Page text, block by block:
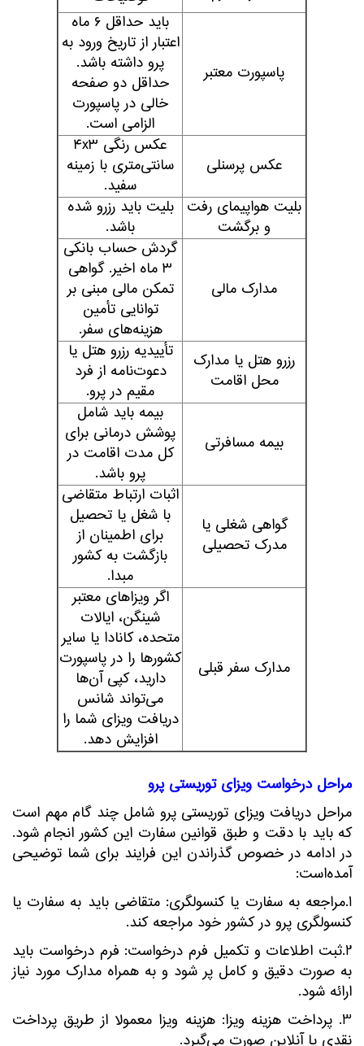
پاسپورت معتبر
باید حداقل ۶ ماه
اعتبار از تاریخ ورود به
پرو داشته باشد.
حداقل دو صفحه
خالی در پاسپورت
الزامی است.
عکس پرسنلی
عکس رنگی ۴x۳
سانتی‌متری با زمینه
سفید.
بلیت هواپیمای رفت
و برگشت
بلیت باید رزرو شده
باشد.
مدارک مالی
گردش حساب بانکی
۳ ماه اخیر. گواهی
تمکن مالی مبنی بر
توانایی تأمین
هزینه‌های سفر.
رزرو هتل یا مدارک
محل اقامت
تأییدیه رزرو هتل یا
دعوت‌نامه از فرد
مقیم در پرو.
بیمه مسافرتی
بیمه باید شامل
پوشش درمانی برای
کل مدت اقامت در
پرو باشد.
گواهی شغلی یا
مدرک تحصیلی
اثبات ارتباط متقاضی
با شغل یا تحصیل
برای اطمینان از
بازگشت به کشور
مبدا.
مدارک سفر قبلی
اگر ویزاهای معتبر
شینگن، ایالات
متحده، کانادا یا سایر
کشورها را در پاسپورت
دارید، کپی آن‌ها
می‌تواند شانس
دریافت ویزای شما را
افزایش دهد.
مراحل درخواست ویزای توریستی پرو
مراحل دریافت ویزای توریستی پرو شامل چند گام مهم است
که باید با دقت و طبق قوانین سفارت این کشور انجام شود.
در ادامه در خصوص گذراندن این فرایند برای شما توضیحی
آمده‌است:
1.مراجعه به سفارت یا کنسولگری: متقاضی باید به سفارت یا
کنسولگری پرو در کشور خود مراجعه کند.
2.ثبت اطلاعات و تکمیل فرم درخواست: فرم درخواست باید
به صورت دقیق و کامل پر شود و به همراه مدارک مورد نیاز
ارائه شود.
3. پرداخت هزینه ویزا: هزینه ویزا معمولاً از طریق پرداخت
نقدی یا آنلاین صورت می‌گیرد.